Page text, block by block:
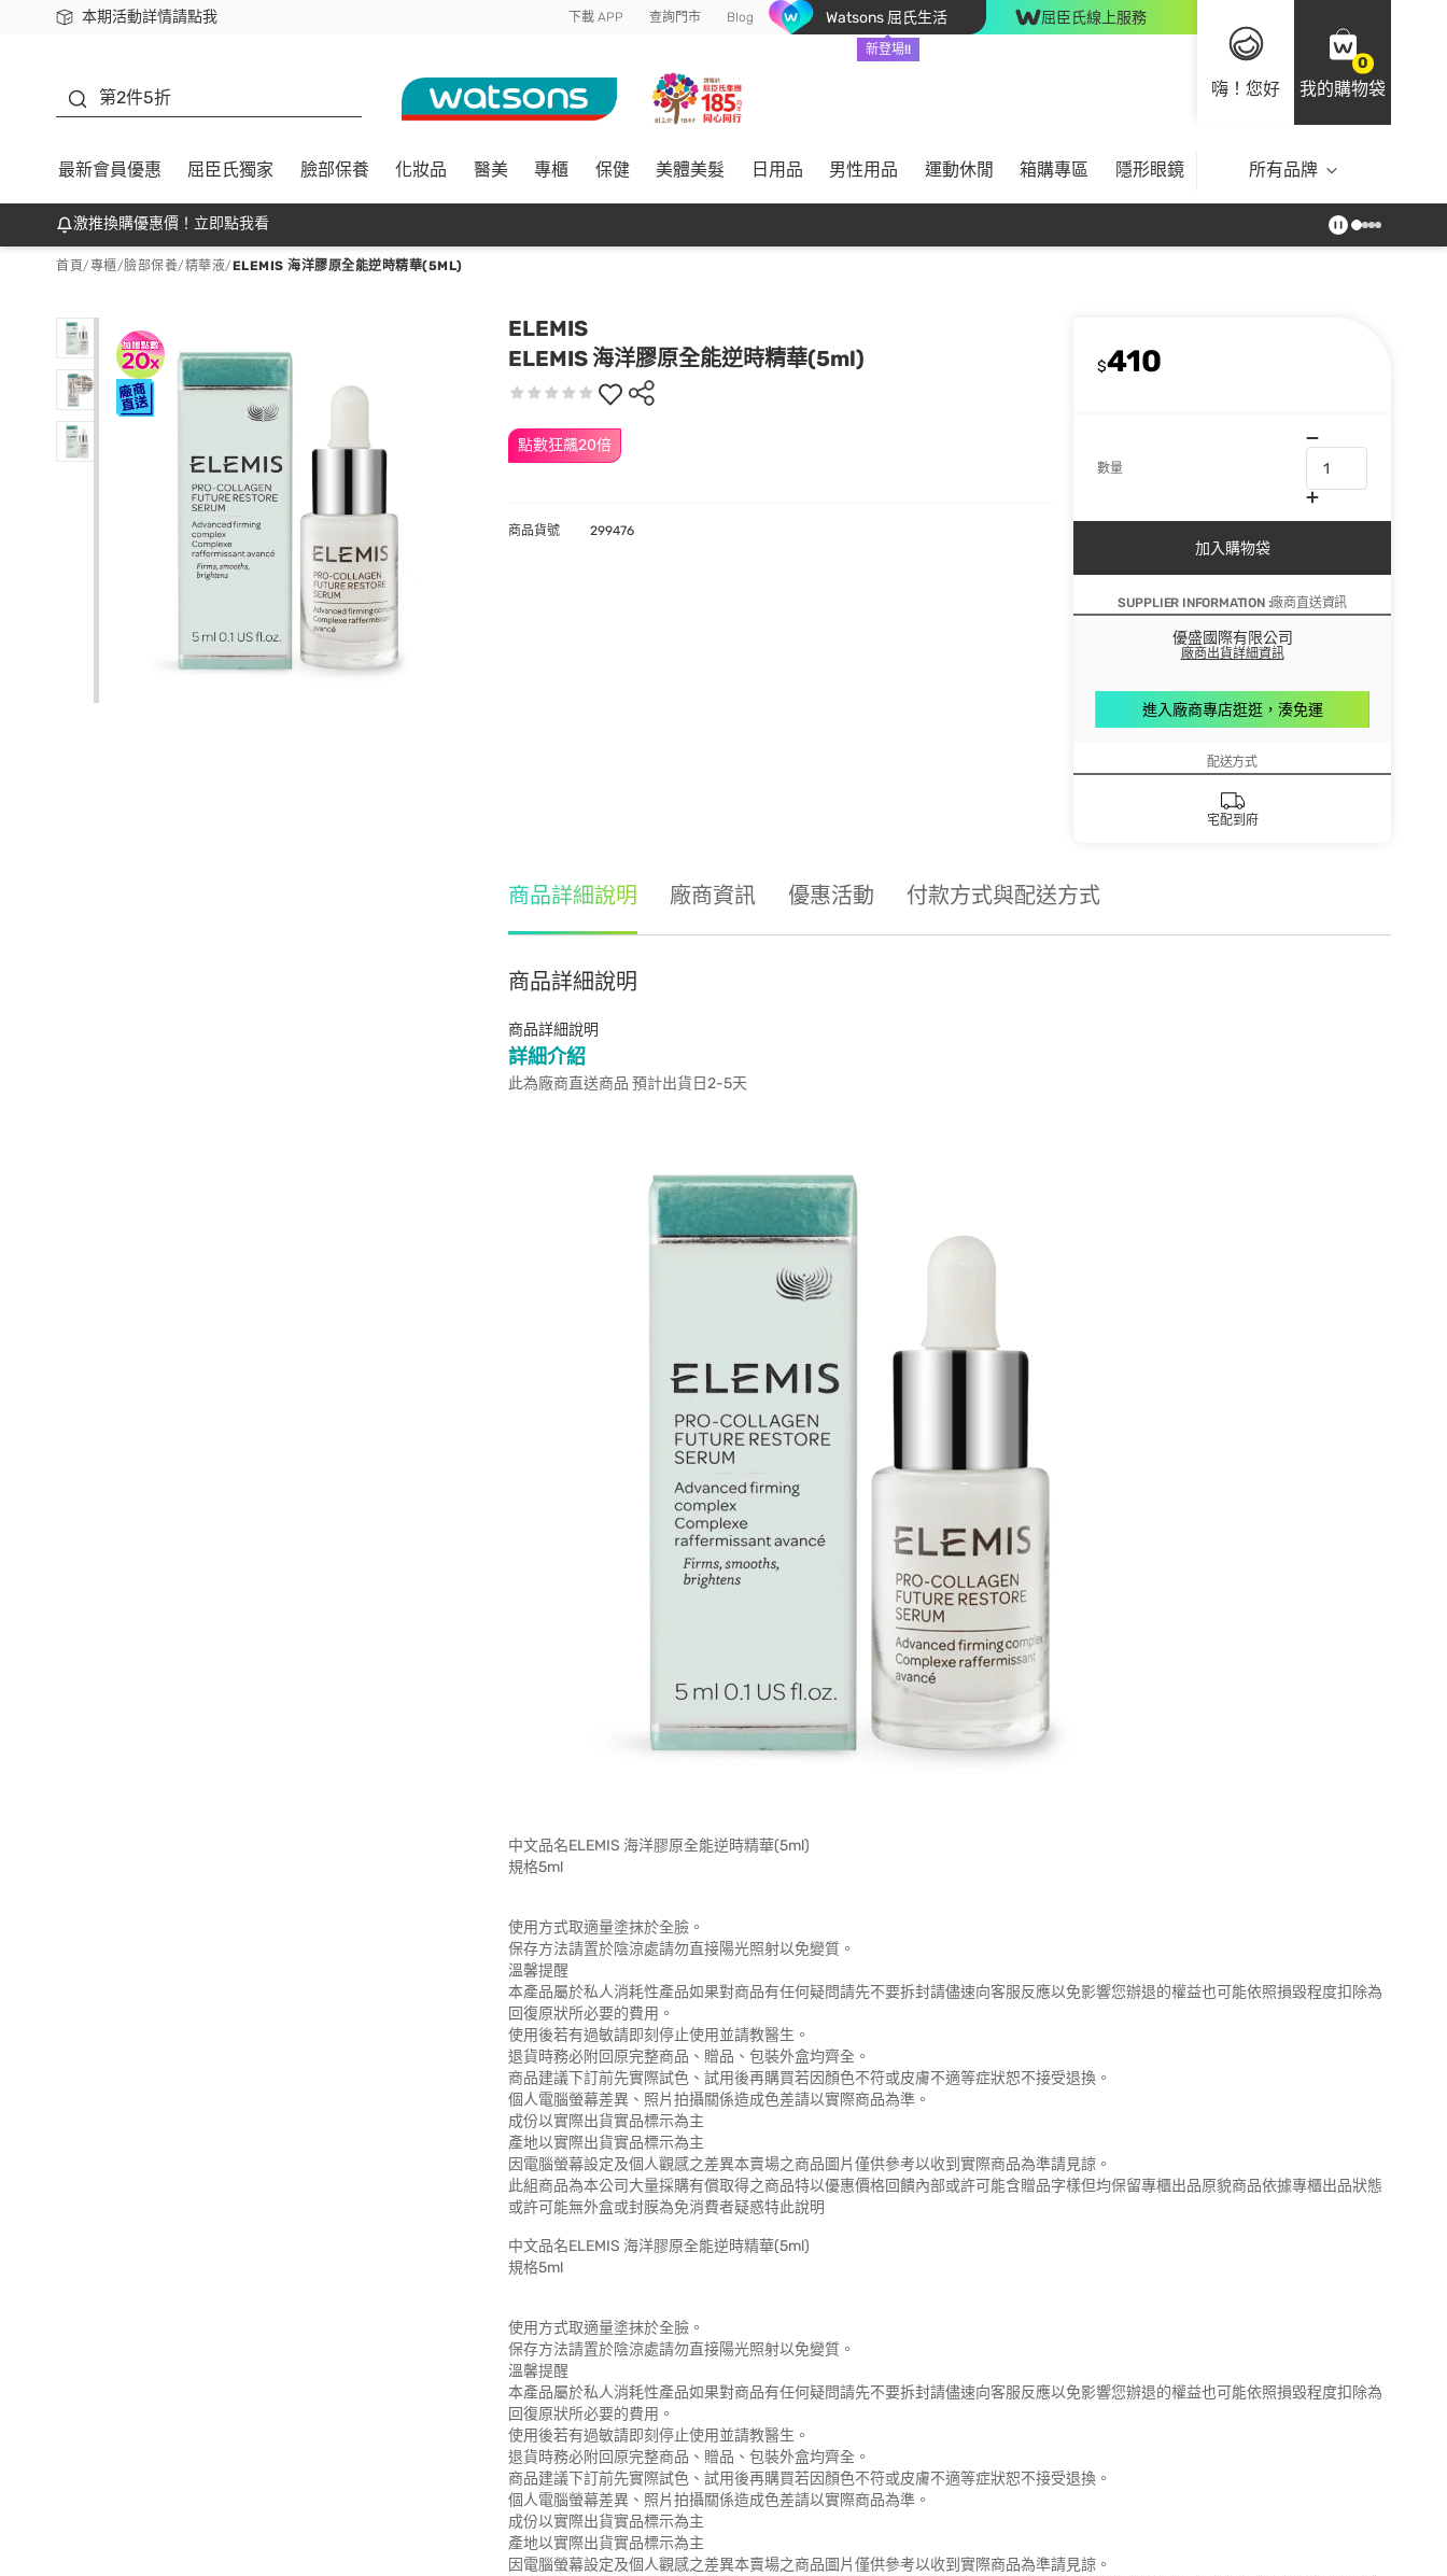
本期活動詳情請點我
下載app最高回饋$350 下載 APP 查詢門市 Blog Watsons 屈氏生活
新登場!!
屈臣氏線上服務
嗨！您好
0
我的購物袋
第2件5折
最新會員優惠 屈臣氏獨家 臉部保養 化妝品 醫美 專櫃 保健 美體美髮 日用品 男性用品 運動休閒 箱購專區 隱形眼鏡 所有品牌
激推換購優惠價！立即點我看
首頁/專櫃/臉部保養/精華液/ELEMIS 海洋膠原全能逆時精華(5ML)
ELEMIS
ELEMIS 海洋膠原全能逆時精華(5ml)
點數狂飆20倍
$410
數量
加入購物袋
SUPPLIER INFORMATION :廠商直送資訊
優盛國際有限公司
廠商出貨詳細資訊
進入廠商專店逛逛，湊免運
配送方式
宅配到府
商品貨號 299476
商品詳細說明 廠商資訊 優惠活動 付款方式與配送方式
商品詳細說明
商品詳細說明
詳細介紹
此為廠商直送商品 預計出貨日2-5天
中文品名ELEMIS 海洋膠原全能逆時精華(5ml)
規格5ml
使用方式取適量塗抹於全臉。
保存方法請置於陰涼處請勿直接陽光照射以免變質。
溫馨提醒
本產品屬於私人消耗性產品如果對商品有任何疑問請先不要拆封請儘速向客服反應以免影響您辦退的權益也可能依照損毀程度扣除為
回復原狀所必要的費用。
使用後若有過敏請即刻停止使用並請教醫生。
退貨時務必附回原完整商品、贈品、包裝外盒均齊全。
商品建議下訂前先實際試色、試用後再購買若因顏色不符或皮膚不適等症狀恕不接受退換。
個人電腦螢幕差異、照片拍攝關係造成色差請以實際商品為準。
成份以實際出貨實品標示為主
產地以實際出貨實品標示為主
因電腦螢幕設定及個人觀感之差異本賣場之商品圖片僅供參考以收到實際商品為準請見諒。
此組商品為本公司大量採購有償取得之商品特以優惠價格回饋內部或許可能含贈品字樣但均保留專櫃出品原貌商品依據專櫃出品狀態
或許可能無外盒或封膜為免消費者疑惑特此說明
中文品名ELEMIS 海洋膠原全能逆時精華(5ml)
規格5ml
使用方式取適量塗抹於全臉。
保存方法請置於陰涼處請勿直接陽光照射以免變質。
溫馨提醒
本產品屬於私人消耗性產品如果對商品有任何疑問請先不要拆封請儘速向客服反應以免影響您辦退的權益也可能依照損毀程度扣除為
回復原狀所必要的費用。
使用後若有過敏請即刻停止使用並請教醫生。
退貨時務必附回原完整商品、贈品、包裝外盒均齊全。
商品建議下訂前先實際試色、試用後再購買若因顏色不符或皮膚不適等症狀恕不接受退換。
個人電腦螢幕差異、照片拍攝關係造成色差請以實際商品為準。
成份以實際出貨實品標示為主
產地以實際出貨實品標示為主
因電腦螢幕設定及個人觀感之差異本賣場之商品圖片僅供參考以收到實際商品為準請見諒。